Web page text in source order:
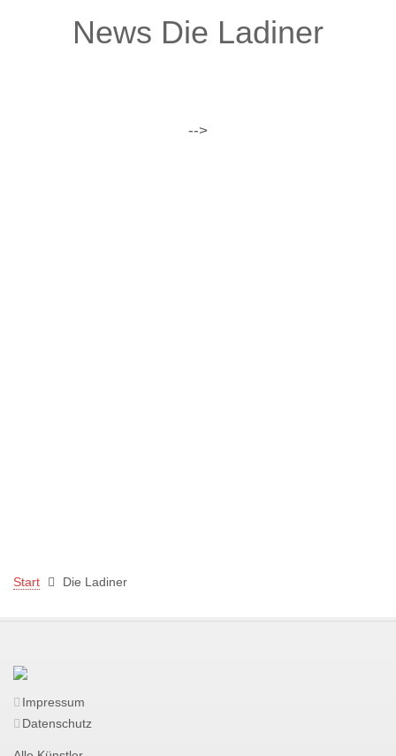
News Die Ladiner
-->
Start Die Ladiner
Impressum
Datenschutz